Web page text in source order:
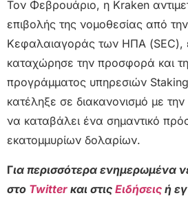
Τον Φεβρουάριο, η Kraken
επιβολής της νομοθεσίας από
Κεφαλαιαγοράς των ΗΠΑ (SEC),
καταχώρησε την προσφορά και
προγράμματος υπηρεσιών Staking
κατέληξε σε διακανονισμό με
να καταβάλει ένα σημαντικό
εκατομμυρίων δολαρίων.
Για περισσότερα ενημερωμένα
στο Twitter και στις Ειδήσεις ή